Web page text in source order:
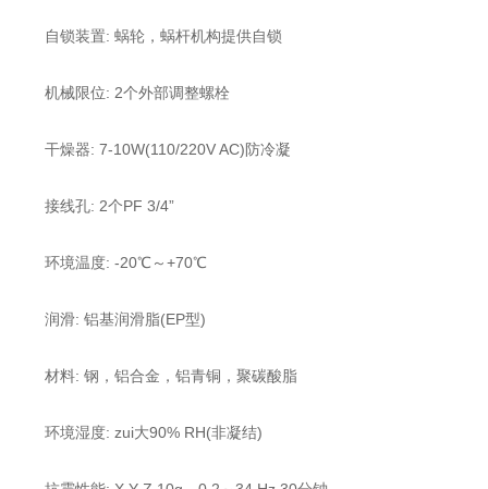
自锁装置: 蜗轮，蜗杆机构提供自锁
机械限位: 2个外部调整螺栓
干燥器: 7-10W(110/220V AC)防冷凝
接线孔: 2个PF 3/4”
环境温度: -20℃～+70℃
润滑: 铝基润滑脂(EP型)
材料: 钢，铝合金，铝青铜，聚碳酸脂
环境湿度: zui大90% RH(非凝结)